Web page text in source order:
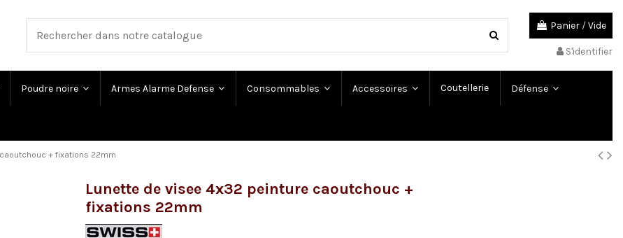
Panier /Vide
S'identifier
Poudre noire Armes Alarme Defense Consommables Accessoires Coutellerie Défense
+ fixations 22mm
Lunette de visee 4x32 peinture caoutchouc +
fixations 22mm